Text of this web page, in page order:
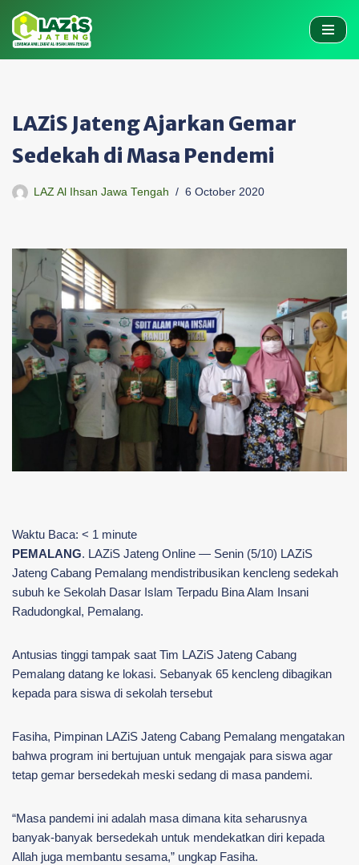
Skip
to
LAZiS Jateng Ajarkan Gemar
Sedekah di Masa Pendemi
LAZ Al Ihsan Jawa Tengah 6 October 2020
Waktu Baca: < 1 minute
PEMALANG. LAZiS Jateng Online — Senin (5/10) LAZiS
Jateng Cabang Pemalang mendistribusikan kencleng sedekah
subuh ke Sekolah Dasar Islam Terpadu Bina Alam Insani
Radudongkal, Pemalang.
Antusias tinggi tampak saat Tim LAZiS Jateng Cabang
Pemalang datang ke lokasi. Sebanyak 65 kencleng dibagikan
kepada para siswa di sekolah tersebut
Fasiha, Pimpinan LAZiS Jateng Cabang Pemalang mengatakan
bahwa program ini bertujuan untuk mengajak para siswa agar
tetap gemar bersedekah meski sedang di masa pandemi.
“Masa pandemi ini adalah masa dimana kita seharusnya
banyak-banyak bersedekah untuk mendekatkan diri kepada
Allah juga membantu sesama,” ungkap Fasiha.